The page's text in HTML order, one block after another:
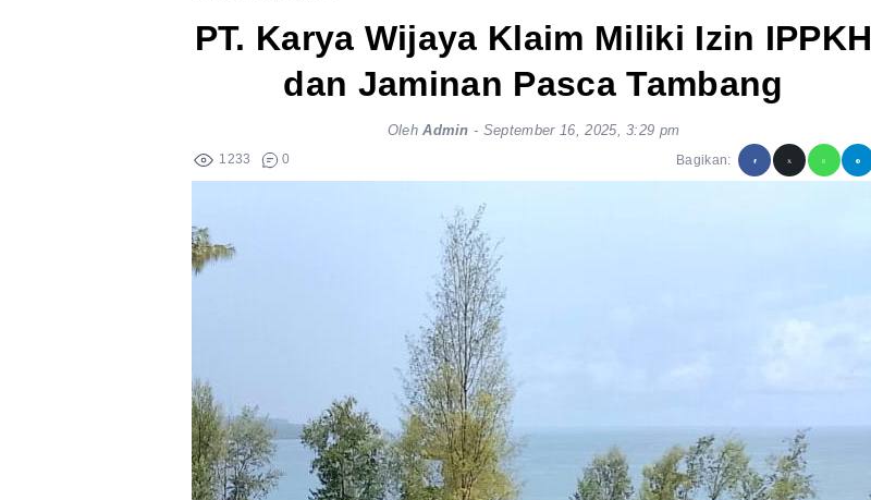
PT. Karya Wijaya Klaim Miliki Izin IPPKH
dan Jaminan Pasca Tambang
OlehAdmin - September 16, 2025, 3:29 pm
1233 0 Bagikan: